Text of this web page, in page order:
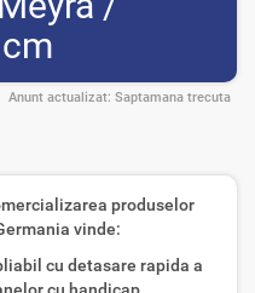
Anunt actualizat: Saptamana trecuta
produselor
vinde:
cu detasare rapida a
cu handicap